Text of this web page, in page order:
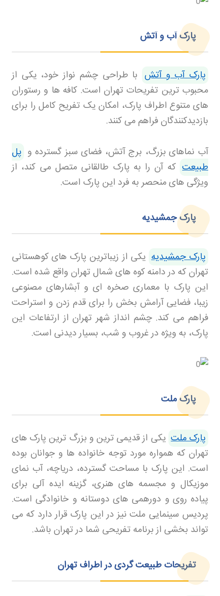
پارک آب و آتش
پارک آب و آتش با طراحی چشم نواز خود، یکی از
محبوب ترین تفریحات تهران است. کافه ها و رستوران
های متنوع اطراف پارک، امکان یک تفریح کامل را برای
بازدیدکنندگان فراهم می کنند.
آب نماهای بزرگ، برج آتش، فضای سبز گسترده و پل
طبیعت که آن را به پارک طالقانی متصل می کند، از
ویژگی های منحصر به فرد این پارک است.
پارک جمشیدیه
پارک جمشیدیه یکی از زیباترین پارک های کوهستانی
تهران که در دامنه کوه های شمال تهران واقع شده است.
این پارک با معماری صخره ای و آبشارهای مصنوعی
زیبا، فضایی آرامش بخش را برای قدم زدن و استراحت
فراهم می کند. چشم انداز شهر تهران از ارتفاعات این
پارک، به ویژه در غروب و شب، بسیار دیدنی است.
پارک ملت
پارک ملت یکی از قدیمی ترین و بزرگ ترین پارک های
تهران که همواره مورد توجه خانواده ها و جوانان بوده
است. این پارک با مساحت گسترده، دریاچه، آب نمای
موزیکال و مجسمه های هنری، گزینه ایده آلی برای
پیاده روی و دورهمی های دوستانه و خانوادگی است.
پردیس سینمایی ملت نیز در این پارک قرار دارد که می
تواند بخشی از برنامه تفریحی شما در تهران باشد.
تفریحات طبیعت گردی در اطراف تهران